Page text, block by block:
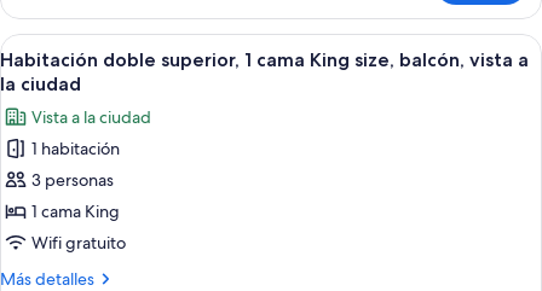
a
la
ciudad
doble
superior,
1
cama
size,
vista
la
ciudad
Abrir
todas
las
fotos
de
Habitación
doble
superior,
1
Una habitación de hotel con cama,
5
Habitación doble superior, 1 cama King size, balcón, vista a
la ciudad
Vista a la ciudad
1 habitación
3 personas
1 cama King
Wifi gratuito
Más detalles
Más